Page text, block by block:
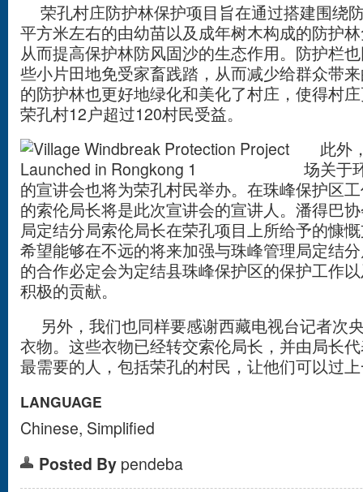
荣孔村庄防护林保护项目旨在通过搭建围绕
平方米左右的由幼苗以及成年树木构成的防护
从而提高保护林防风固沙的生态作用。防护栏
些小片田地免受家畜践踏，从而减少给群众带
的防护林也更好地绿化和美化了村庄，使得村
荣孔村12户超过120村民受益。
此外
场关于
的宣讲会也将为荣孔村民举办。在珠峰保护区
的索伦局长将是此次宣讲会的宣讲人。潘得巴
局定结分局索伦局长在荣孔项目上所给予的慷
希望能够在不远的将来加强与珠峰管理局定结
的合作必定会为定结县珠峰保护区的保护工作
积极的贡献。
另外，我们也同样要感谢西藏电视台记者次
衣物。这些衣物已经转交索伦局长，并由局长
最需要的人，包括荣孔的村民，让他们可以过
LANGUAGE
Chinese, Simplified
Posted By pendeba